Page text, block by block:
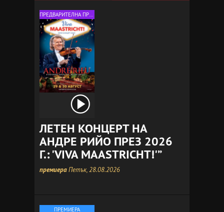
ПРЕДВАРИТЕЛНА ПРОДАЖБА
ЛЕТЕН КОНЦЕРТ НА
АНДРЕ РИЙО ПРЕЗ 2026
Г.: 'VIVA MAASTRICHT!'”
премиераПетък, 28.08.2026
ПРЕМИЕРА